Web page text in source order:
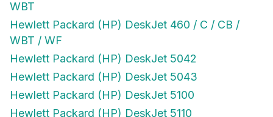
Hewlett Packard (HP) DeskJet 460 / C / CB /
WBT / WF
Hewlett Packard (HP) DeskJet 5042
Hewlett Packard (HP) DeskJet 5043
Hewlett Packard (HP) DeskJet 5100
Hewlett Packard (HP) DeskJet 5110